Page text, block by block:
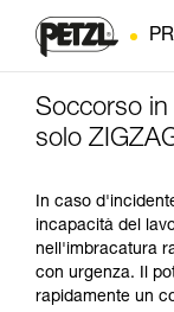
Soccorso
solo
In caso
incapacità del
nell'imbracatura
con urgenza. Il
rapidamente un